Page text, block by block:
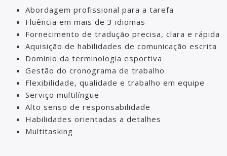
Abordagem profissional para a tarefa
Fluência em mais de 3 idiomas
Fornecimento de tradução precisa, clara e rápida
Aquisição de habilidades de comunicação escrita
Domínio da terminologia esportiva
Gestão do cronograma de trabalho
Flexibilidade, qualidade e trabalho em equipe
Serviço multilíngue
Alto senso de responsabilidade
Habilidades orientadas a detalhes
Multitasking